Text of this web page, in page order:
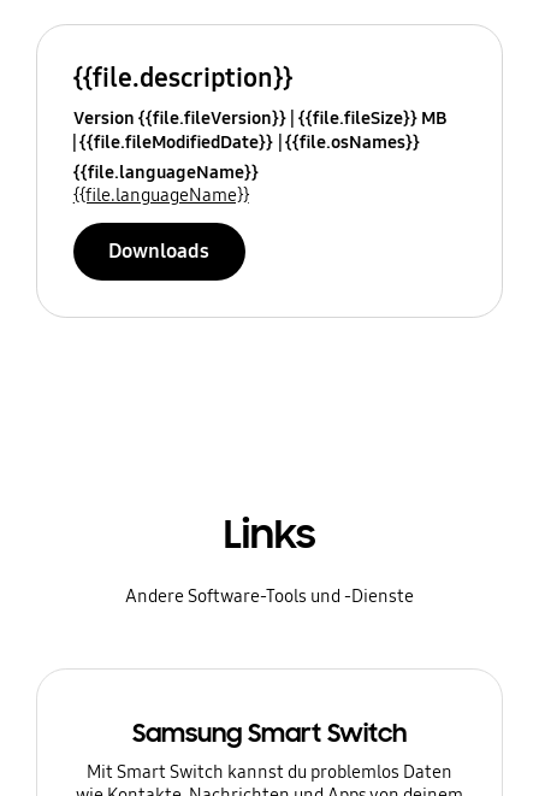
{{file.description}}
Version {{file.fileVersion}} {{file.fileSize}} MB
{{file.fileModifiedDate}} {{file.osNames}}
{{file.languageName}}
{{file.languageName}}
Downloads
Links
Andere Software-Tools und -Dienste
Samsung Smart Switch
Mit Smart Switch kannst du problemlos Daten